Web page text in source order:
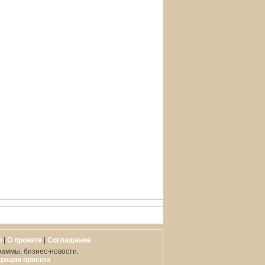
| О проекте | Cоглашение
бизнес-новости.
проекта